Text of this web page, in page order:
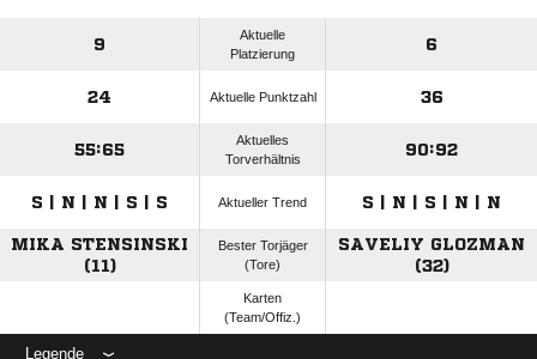
9
Aktuelle
Platzierung
6
24 Aktuelle Punktzahl 36
55:65
Aktuelles
Torverhältnis
90:92
S | N | N | S | S Aktueller Trend S | N | S | N | N
MIKA STENSINSKI
(11)
Bester Torjäger
(Tore)
SAVELIY GLOZMAN
(32)
Karten
(Team/Offiz.)
Legende